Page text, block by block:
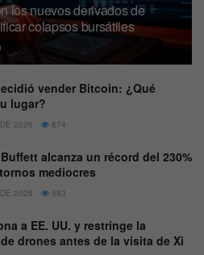
los nuevos derivados de
colapsos bursátiles
vender Bitcoin: ¿Qué
lugar?
2026 674
alcanza un récord del 230%
mediocres
2026 583
a EE. UU. y restringe la
drones antes de la visita de Xi